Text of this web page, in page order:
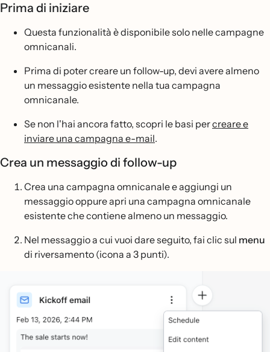
Prima di iniziare
Questa funzionalità è disponibile solo nelle campagne
omnicanali.
Prima di poter creare un follow-up, devi avere almeno
un messaggio esistente nella tua campagna
omnicanale.
Se non l'hai ancora fatto, scopri le basi percreare e
inviare una campagna e-mail.
Crea un messaggio di follow-up
Crea una campagna omnicanale e aggiungi un
messaggio oppure apri una campagna omnicanale
esistente che contiene almeno un messaggio.
Nel messaggio a cui vuoi dare seguito, fai clic sul menu
di riversamento (icona a 3 punti).